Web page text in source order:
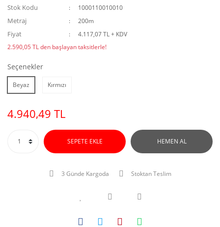
Stok Kodu 1000110010010
Metraj 200m
Fiyat
4.117,07 TL + KDV
2.590,05 TL den başlayan taksitlerle!
Seçenekler
Beyaz Kırmızı
4.940,49 TL
SEPETE EKLE HEMEN AL
3 Günde Kargoda Stoktan Teslim